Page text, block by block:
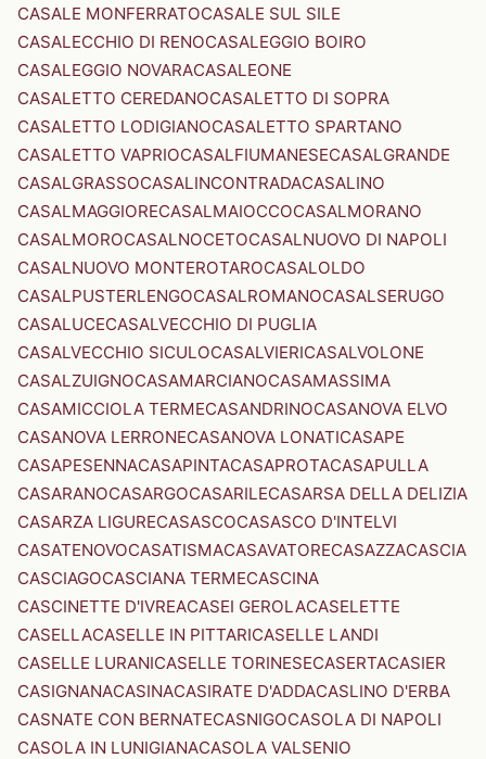
CASALE MONFERRATOCASALE SUL SILE
CASALECCHIO DI RENOCASALEGGIO BOIRO
CASALEGGIO NOVARACASALEONE
CASALETTO CEREDANOCASALETTO DI SOPRA
CASALETTO LODIGIANOCASALETTO SPARTANO
CASALETTO VAPRIOCASALFIUMANESECASALGRANDE
CASALGRASSOCASALINCONTRADACASALINO
CASALMAGGIORECASALMAIOCCOCASALMORANO
CASALMOROCASALNOCETOCASALNUOVO DI NAPOLI
CASALNUOVO MONTEROTAROCASALOLDO
CASALPUSTERLENGOCASALROMANOCASALSERUGO
CASALUCECASALVECCHIO DI PUGLIA
CASALVECCHIO SICULOCASALVIERICASALVOLONE
CASALZUIGNOCASAMARCIANOCASAMASSIMA
CASAMICCIOLA TERMECASANDRINOCASANOVA ELVO
CASANOVA LERRONECASANOVA LONATICASAPE
CASAPESENNACASAPINTACASAPROTACASAPULLA
CASARANOCASARGOCASARILECASARSA DELLA DELIZIA
CASARZA LIGURECASASCOCASASCO D'INTELVI
CASATENOVOCASATISMACASAVATORECASAZZACASCIA
CASCIAGOCASCIANA TERMECASCINA
CASCINETTE D'IVREACASEI GEROLACASELETTE
CASELLACASELLE IN PITTARICASELLE LANDI
CASELLE LURANICASELLE TORINESECASERTACASIER
CASIGNANACASINACASIRATE D'ADDACASLINO D'ERBA
CASNATE CON BERNATECASNIGOCASOLA DI NAPOLI
CASOLA IN LUNIGIANACASOLA VALSENIO